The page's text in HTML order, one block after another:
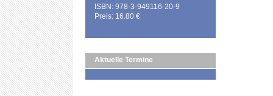
ISBN: 978-3-949116-20-9
Preis: 16.80 €
Aktuelle Termine